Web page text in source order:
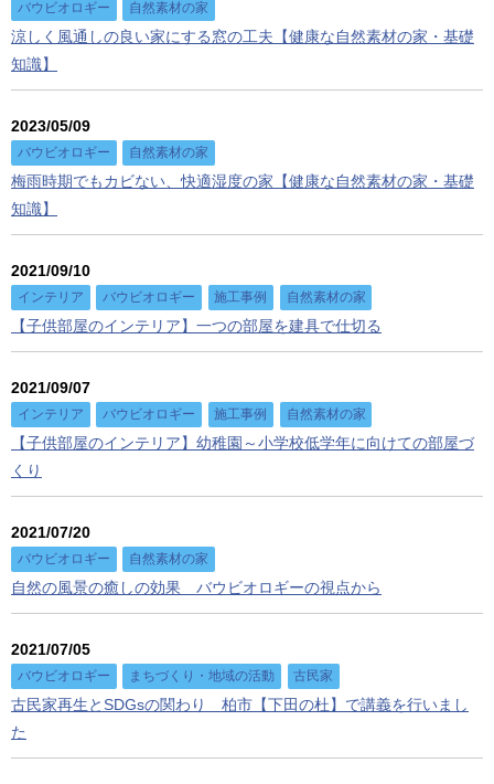
バウビオロギー 自然素材の家
涼しく風通しの良い家にする窓の工夫【健康な自然素材の家・基礎
知識】
2023/05/09
バウビオロギー 自然素材の家
梅雨時期でもカビない、快適湿度の家【健康な自然素材の家・基礎
知識】
2021/09/10
インテリア バウビオロギー 施工事例 自然素材の家
【子供部屋のインテリア】一つの部屋を建具で仕切る
2021/09/07
インテリア バウビオロギー 施工事例 自然素材の家
【子供部屋のインテリア】幼稚園～小学校低学年に向けての部屋づ
くり
2021/07/20
バウビオロギー 自然素材の家
自然の風景の癒しの効果 バウビオロギーの視点から
2021/07/05
バウビオロギー まちづくり・地域の活動 古民家
古民家再生とSDGsの関わり 柏市【下田の杜】で講義を行いまし
た